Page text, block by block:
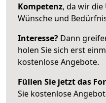
Kompetenz, da wir
Wünsche und
Interesse? Dann
holen Sie sich erst
kostenlose Angebote.
Füllen Sie jetzt das
Sie kostenlose